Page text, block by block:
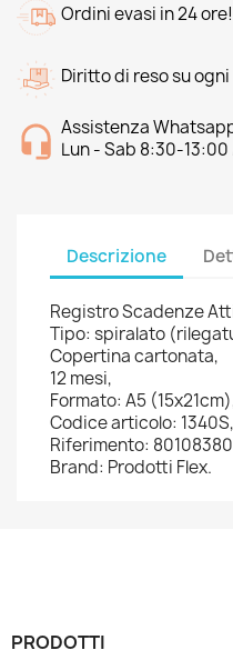
Ordini evasi in 24 ore!
Diritto di reso su
Assistenza
Lun - Sab 8:30-
Descrizione
Registro Scadenze
Tipo: spiralato
Copertina cartonata,
12 mesi,
Formato: A5
Codice articolo: 1340S,
Riferimento:
Brand: Prodotti Flex.
PRODOTTI